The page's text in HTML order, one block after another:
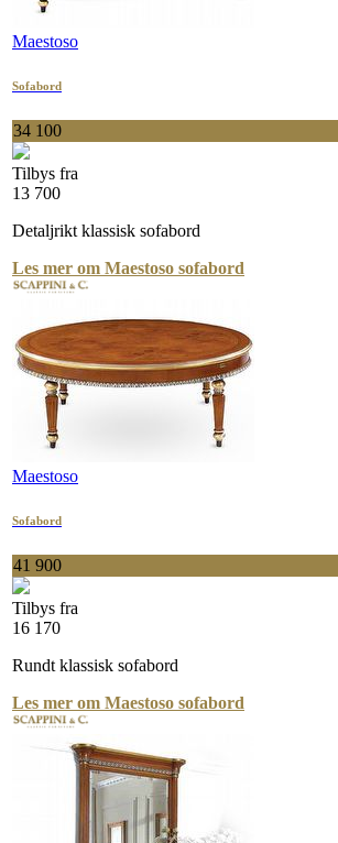
Maestoso
Sofabord
34 100
Tilbys fra
13 700
Detaljrikt klassisk sofabord
Les mer om Maestoso sofabord
Maestoso
Sofabord
41 900
Tilbys fra
16 170
Rundt klassisk sofabord
Les mer om Maestoso sofabord